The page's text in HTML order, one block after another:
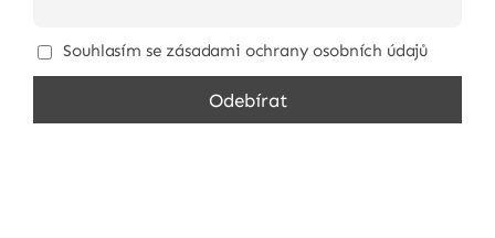
Souhlasím se zásadami ochrany osobních údajů